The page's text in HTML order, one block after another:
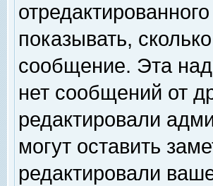
показывать,
сообщение. Эта
нет сообщений от
редактировали
могут оставить
редактировали